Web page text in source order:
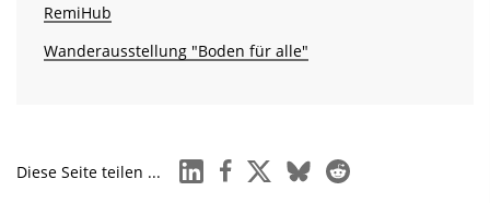
RemiHub
Wanderausstellung "Boden für alle"
Diese Seite teilen ... linkedinfacebook
x blueskyreddit